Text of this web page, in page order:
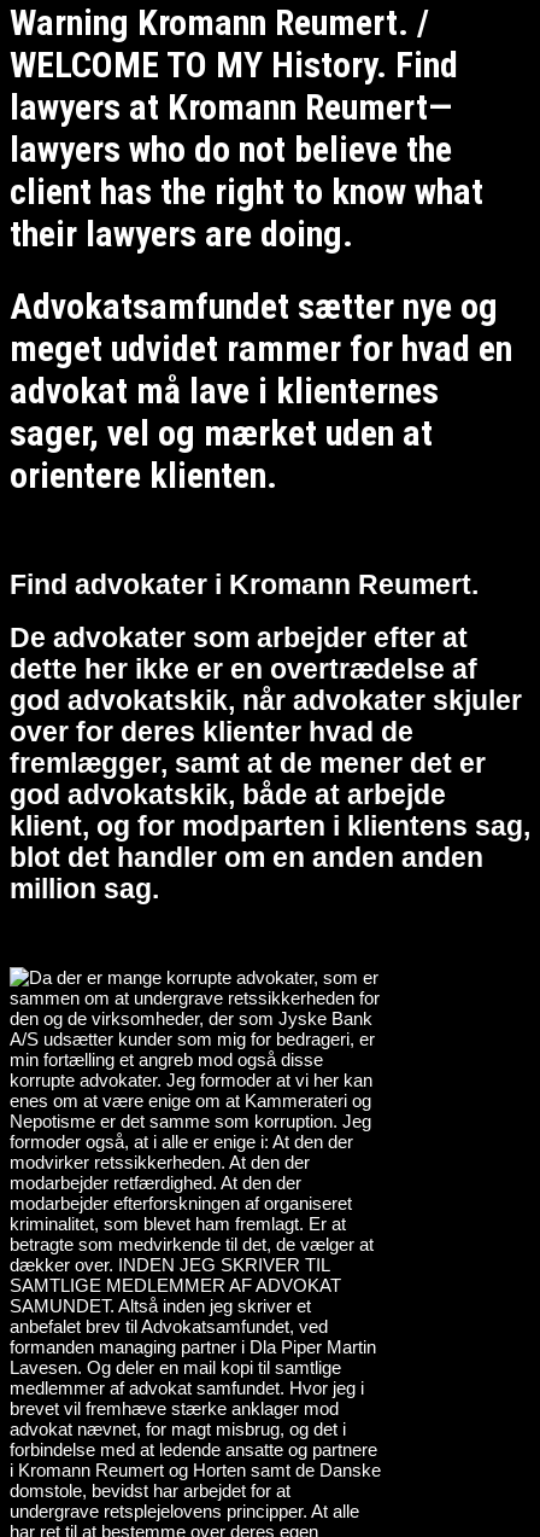
Warning Kromann Reumert. /
WELCOME TO MY History. Find
lawyers at Kromann Reumert—
lawyers who do not believe the
client has the right to know what
their lawyers are doing.
Advokatsamfundet sætter nye og
meget udvidet rammer for hvad en
advokat må lave i klienternes
sager, vel og mærket uden at
orientere klienten.
Find advokater i Kromann Reumert.
De advokater som arbejder efter at
dette her ikke er en overtrædelse af
god advokatskik, når advokater skjuler
over for deres klienter hvad de
fremlægger, samt at de mener det er
god advokatskik, både at arbejde
klient, og for modparten i klientens sag,
blot det handler om en anden anden
million sag.